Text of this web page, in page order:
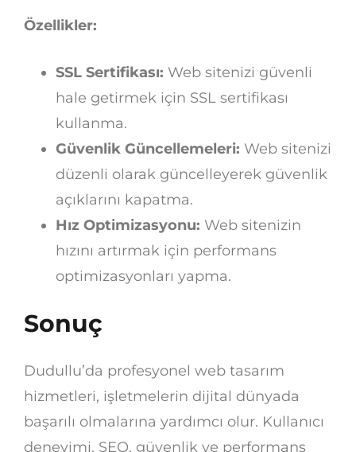
Özellikler:
SSL Sertifikası: Web sitenizi güvenli
hale getirmek için SSL sertifikası
kullanma.
Güvenlik Güncellemeleri: Web sitenizi
düzenli olarak güncelleyerek güvenlik
açıklarını kapatma.
Hız Optimizasyonu: Web sitenizin
hızını artırmak için performans
optimizasyonları yapma.
Sonuç
Dudullu’da profesyonel web tasarım
hizmetleri, işletmelerin dijital dünyada
başarılı olmalarına yardımcı olur. Kullanıcı
deneyimi, SEO, güvenlik ve performans